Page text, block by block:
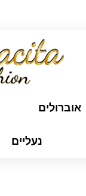
אוברולים
נעליים